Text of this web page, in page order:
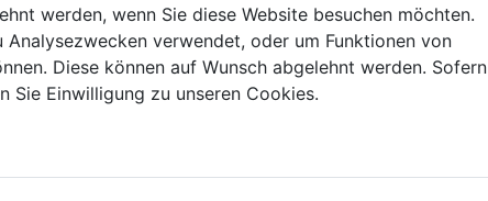
werden, wenn Sie diese Website besuchen möchten.
verwendet, oder um Funktionen von
Diese können auf Wunsch abgelehnt werden. Sofern
Sie Einwilligung zu unseren Cookies.